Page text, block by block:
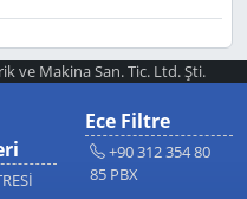
ve Makina San. Tic. Ltd. Şti.
Ece Filtre
+90 312 354 80
85 PBX